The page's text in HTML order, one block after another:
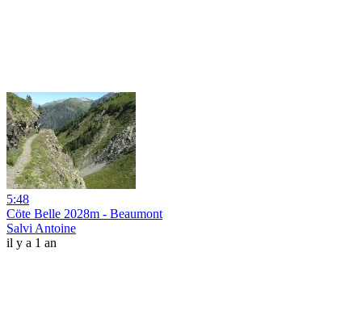
5:48
Cöte Belle 2028m - Beaumont
Salvi Antoine
il y a 1 an